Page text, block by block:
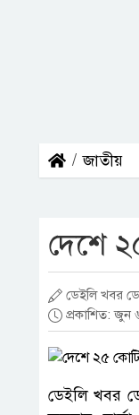
জাতীয়
দেশে
ডেইলি খবর
প্রকাশিত:
ডেইলি খবর